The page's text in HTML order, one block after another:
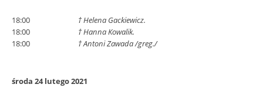
18:00
† Helena Gackiewicz.
18:00
† Hanna Kowalik.
18:00
† Antoni Zawada /greg./
środa 24 lutego 2021